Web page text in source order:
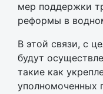
мер поддержки
реформы в
В этой связи, с
будут
такие как
уполномоченных